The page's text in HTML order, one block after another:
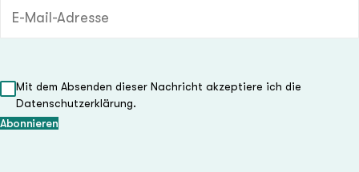
Mit dem Absenden dieser Nachricht akzeptiere ich die
Datenschutzerklärung.